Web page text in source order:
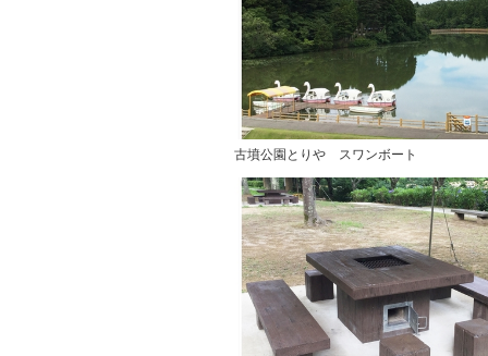
古墳公園とりや スワンボート